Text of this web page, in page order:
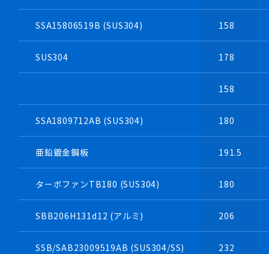
SSA15806519B (SUS304) 158
SUS304 178
158
SSA1809712AB (SUS304) 180
亜鉛鍍金鋼板 191.5
ターボファンTB180 (SUS304) 180
SBB206H131d12 (アルミ) 206
SSB/SAB23009519AB (SUS304/SS) 232